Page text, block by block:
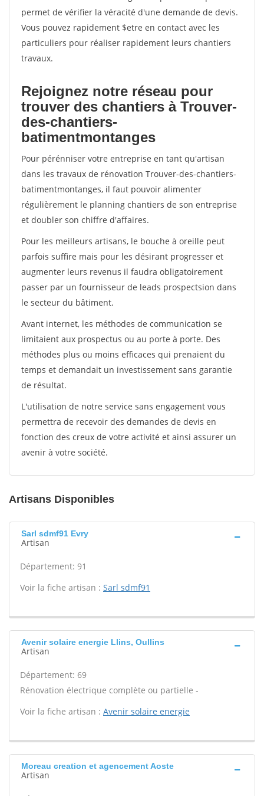
permet de vérifier la véracité d'une demande de devis.
Vous pouvez rapidement $etre en contact avec les
particuliers pour réaliser rapidement leurs chantiers
travaux.
Rejoignez notre réseau pour
trouver des chantiers à Trouver-
des-chantiers-
batimentmontanges
Pour pérénniser votre entreprise en tant qu'artisan
dans les travaux de rénovation Trouver-des-chantiers-
batimentmontanges, il faut pouvoir alimenter
régulièrement le planning chantiers de son entreprise
et doubler son chiffre d'affaires.
Pour les meilleurs artisans, le bouche à oreille peut
parfois suffire mais pour les désirant progresser et
augmenter leurs revenus il faudra obligatoirement
passer par un fournisseur de leads prospectsion dans
le secteur du bâtiment.
Avant internet, les méthodes de communication se
limitaient aux prospectus ou au porte à porte. Des
méthodes plus ou moins efficaces qui prenaient du
temps et demandait un investissement sans garantie
de résultat.
L'utilisation de notre service sans engagement vous
permettra de recevoir des demandes de devis en
fonction des creux de votre activité et ainsi assurer un
avenir à votre société.
Artisans Disponibles
Sarl sdmf91 Evry
Artisan
Département: 91
Voir la fiche artisan : Sarl sdmf91
Avenir solaire energie Llins, Oullins
Artisan
Département: 69
Rénovation électrique complète ou partielle -
Voir la fiche artisan : Avenir solaire energie
Moreau creation et agencement Aoste
Artisan